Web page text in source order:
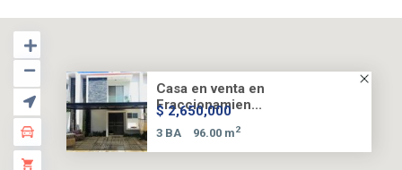
Casa en venta en
Fraccionamien...
$ 2,650,000
3 BA 96.00 m2